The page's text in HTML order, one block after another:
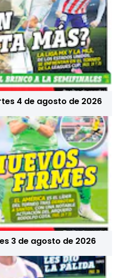
4 de agosto de 2026
3 de agosto de 2026